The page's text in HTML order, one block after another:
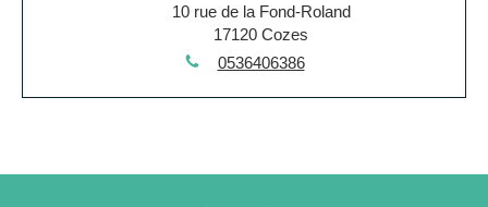
10 rue de la Fond-Roland
17120 Cozes
0536406386